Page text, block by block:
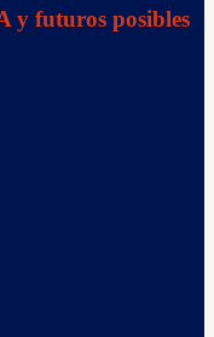
y futuros posibles